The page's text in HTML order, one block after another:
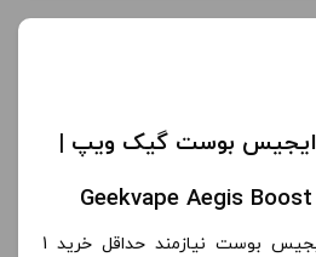
ایجیس بوست گیک ویپ |
Geekvape Aegis
کارتریج اصلی دستگاه ایجیس بوست نیازمند حداقل خرید 1